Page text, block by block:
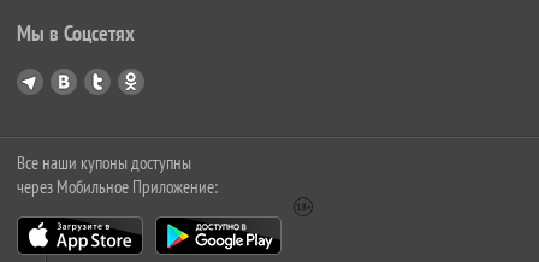
Мы в Соцсетях
Все наши купоны доступны
через Мобильное Приложение: